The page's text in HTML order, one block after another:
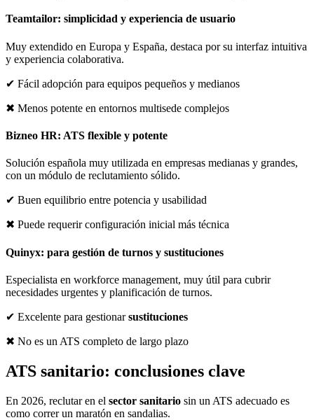
Teamtailor: simplicidad y experiencia de usuario
Muy extendido en Europa y España, destaca por su interfaz intuitiva
y experiencia colaborativa.
✔ Fácil adopción para equipos pequeños y medianos
✖ Menos potente en entornos multisede complejos
Bizneo HR: ATS flexible y potente
Solución española muy utilizada en empresas medianas y grandes,
con un módulo de reclutamiento sólido.
✔ Buen equilibrio entre potencia y usabilidad
✖ Puede requerir configuración inicial más técnica
Quinyx: para gestión de turnos y sustituciones
Especialista en workforce management, muy útil para cubrir
necesidades urgentes y planificación de turnos.
✔ Excelente para gestionarsustituciones
✖ No es un ATS completo de largo plazo
ATS sanitario: conclusiones clave
En 2026, reclutar en el sector sanitario sin un ATS adecuado es
como correr un maratón en sandalias.